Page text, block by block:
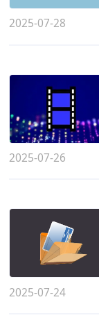
2025-07-28
2025-07-26
2025-07-24